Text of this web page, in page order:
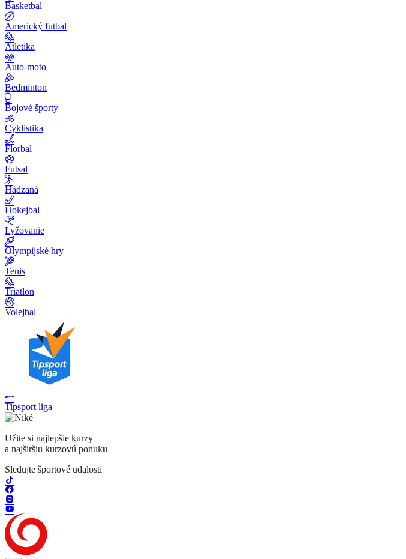
Basketbal
Americký futbal
Atletika
Auto-moto
Bedminton
Bojové športy
Cyklistika
Florbal
Futsal
Hádzaná
Hokejbal
Lyžovanie
Olympijské hry
Tenis
Triatlon
Volejbal
Tipsport liga
Užite si najlepšie kurzy
a najširšiu kurzovú ponuku
Sledujte športové udalosti